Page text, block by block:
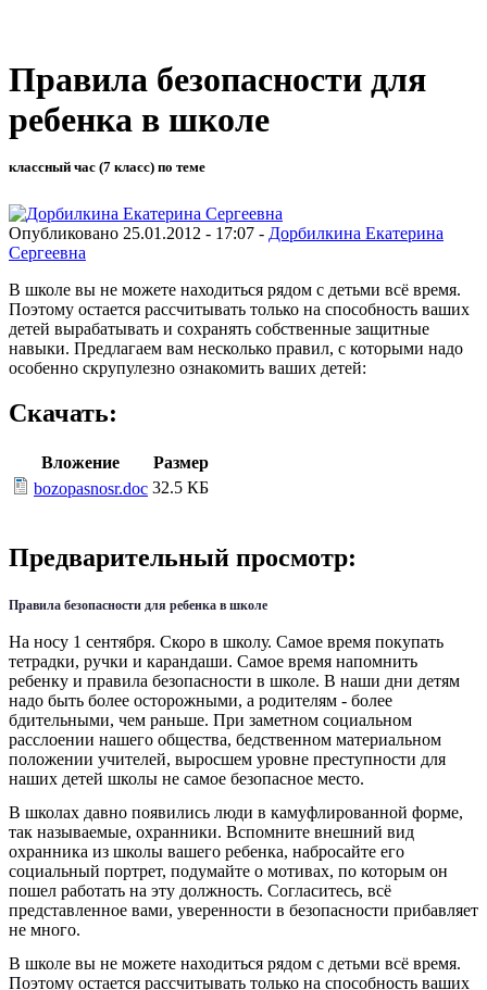
Правила безопасности для
ребенка в школе
классный час (7 класс) по теме
Опубликовано 25.01.2012 - 17:07 - Дорбилкина Екатерина
Сергеевна
В школе вы не можете находиться рядом с детьми всё время.
Поэтому остается рассчитывать только на способность ваших
детей вырабатывать и сохранять собственные защитные
навыки. Предлагаем вам несколько правил, с которыми надо
особенно скрупулезно ознакомить ваших детей:
Скачать:
Вложение
Размер
bozopasnosr.doc 32.5 КБ
Предварительный просмотр:
Правила безопасности для ребенка в школе
На носу 1 сентября. Скоро в школу. Самое время покупать
тетрадки, ручки и карандаши. Самое время напомнить
ребенку и правила безопасности в школе. В наши дни детям
надо быть более осторожными, а родителям - более
бдительными, чем раньше. При заметном социальном
расслоении нашего общества, бедственном материальном
положении учителей, выросшем уровне преступности для
наших детей школы не самое безопасное место.
В школах давно появились люди в камуфлированной форме,
так называемые, охранники. Вспомните внешний вид
охранника из школы вашего ребенка, набросайте его
социальный портрет, подумайте о мотивах, по которым он
пошел работать на эту должность. Согласитесь, всё
представленное вами, уверенности в безопасности прибавляет
не много.
В школе вы не можете находиться рядом с детьми всё время.
Поэтому остается рассчитывать только на способность ваших